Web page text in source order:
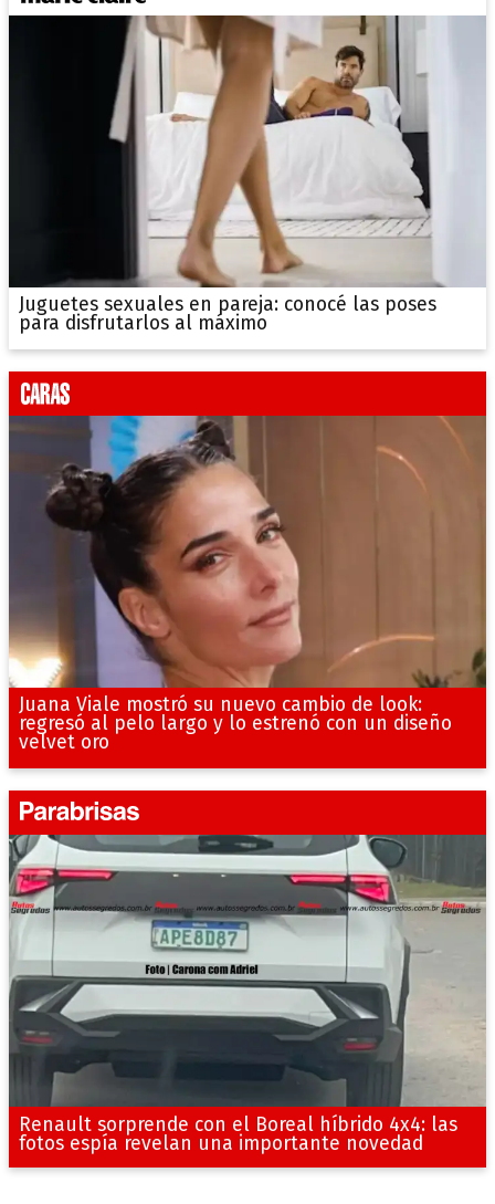
Juguetes sexuales en pareja: conocé las poses
para disfrutarlos al máximo
Juana Viale mostró su nuevo cambio de look:
regresó al pelo largo y lo estrenó con un diseño
velvet oro
Renault sorprende con el Boreal híbrido 4x4: las
fotos espía revelan una importante novedad